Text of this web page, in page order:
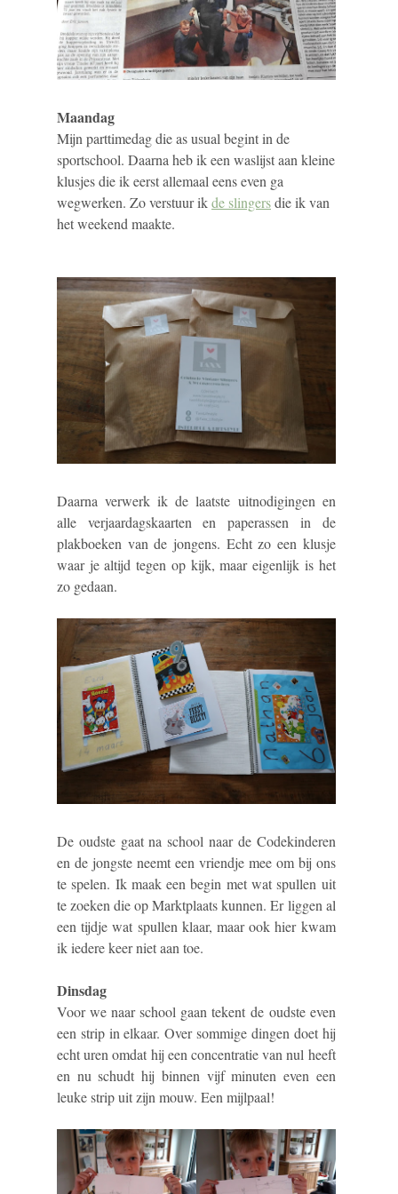
Maandag
Mijn parttimedag die as usual begint in de
sportschool. Daarna heb ik een waslijst aan kleine
klusjes die ik eerst allemaal eens even ga
wegwerken. Zo verstuur ikde slingersdie ik van
het weekend maakte.
Daarna verwerk ik de laatste uitnodigingen en
alle verjaardagskaarten en paperassen in de
plakboeken van de jongens. Echt zo een klusje
waar je altijd tegen op kijk, maar eigenlijk is het
zo gedaan.
De oudste gaat na school naar de Codekinderen
en de jongste neemt een vriendje mee om bij ons
te spelen. Ik maak een begin met wat spullen uit
te zoeken die op Marktplaats kunnen. Er liggen al
een tijdje wat spullen klaar, maar ook hier kwam
ik iedere keer niet aan toe.
Dinsdag
Voor we naar school gaan tekent de oudste even
een strip in elkaar. Over sommige dingen doet hij
echt uren omdat hij een concentratie van nul heeft
en nu schudt hij binnen vijf minuten even een
leuke strip uit zijn mouw. Een mijlpaal!